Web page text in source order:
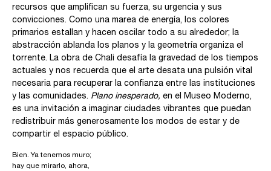
recursos que amplifican su fuerza, su urgencia y sus
convicciones. Como una marea de energía, los colores
primarios estallan y hacen oscilar todo a su alrededor; la
abstracción ablanda los planos y la geometría organiza el
torrente. La obra de Chali desafía la gravedad de los tiempos
actuales y nos recuerda que el arte desata una pulsión vital
necesaria para recuperar la confianza entre las instituciones
y las comunidades. Plano inesperado, en el Museo Moderno,
es una invitación a imaginar ciudades vibrantes que puedan
redistribuir más generosamente los modos de estar y de
compartir el espacio público.
Bien. Ya tenemos muro;
hay que mirarlo, ahora,